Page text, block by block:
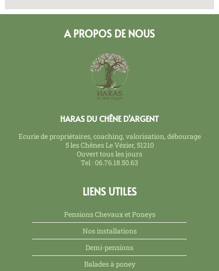
A PROPOS DE NOUS
HARAS DU CHÊNE D'ARGENT
Ecurie de propriétaires, coaching, valorisation, débourage
5 les Chênes Le Vézier, 51210
Ouvert tous les jours
Tel : 06.76.18.50.63
LIENS UTILES
Pensions Chevaux et Poneys
Nos installations
Demi-pensions
Balades à poney